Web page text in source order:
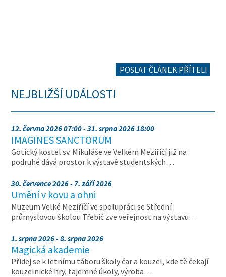
POSLAT ČLÁNEK PŘÍTELI
NEJBLIŽŠÍ UDÁLOSTI
12. června 2026 07:00 - 31. srpna 2026 18:00
IMAGINES SANCTORUM
Gotický kostel sv. Mikuláše ve Velkém Meziříčí již na
podruhé dává prostor k výstavě studentských…
30. července 2026 - 7. září 2026
Umění v kovu a ohni
Muzeum Velké Meziříčí ve spolupráci se Střední
průmyslovou školou Třebíč zve veřejnost na výstavu…
1. srpna 2026 - 8. srpna 2026
Magická akademie
Přidej se k letnímu táboru školy čar a kouzel, kde tě čekají
kouzelnické hry, tajemné úkoly, výroba…